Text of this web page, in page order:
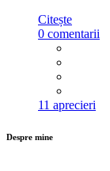
Citește
0 comentarii
11 aprecieri
Despre mine